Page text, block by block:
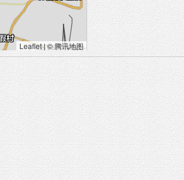
Leaflet|© 腾讯地图